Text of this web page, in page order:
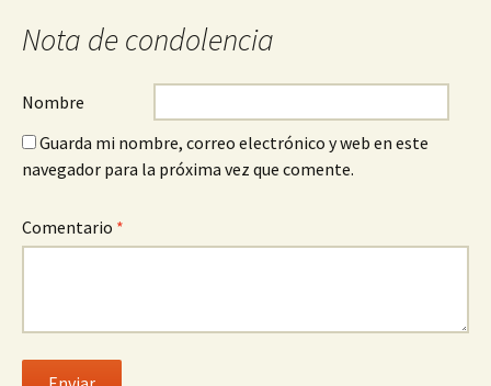
Nota de condolencia
Nombre
Guarda mi nombre, correo electrónico y web en este
navegador para la próxima vez que comente.
Comentario *